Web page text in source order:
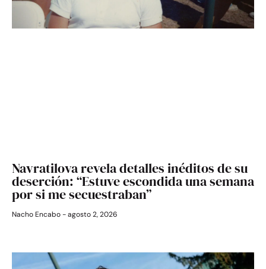
Navratilova revela detalles inéditos de su
deserción: “Estuve escondida una semana
por si me secuestraban”
Nacho Encabo agosto 2, 2026